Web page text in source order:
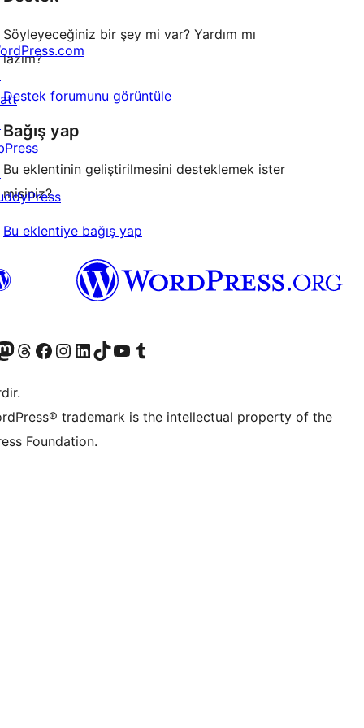
Söyleyeceğiniz bir şey mi var? Yardım mı
lazım?
Destek forumunu görüntüle
Bağış yap
Bu eklentinin geliştirilmesini desteklemek ister
misiniz?
Bu eklentiye bağış yap
edin
hesabımızı ziyaret edin
Threads hesabımızı ziyaret edinFacebook sayfamızı ziyaret edinInstagram hesabımızı ziyaret edinLinkedIn hesabımızı ziyaret edinTikTok hesabımızı ziyaret edinYouTube kanalımızı ziyaret edinTumblr hesabımızı ziyaret edin
trademark is the intellectual property of the
Foundation.